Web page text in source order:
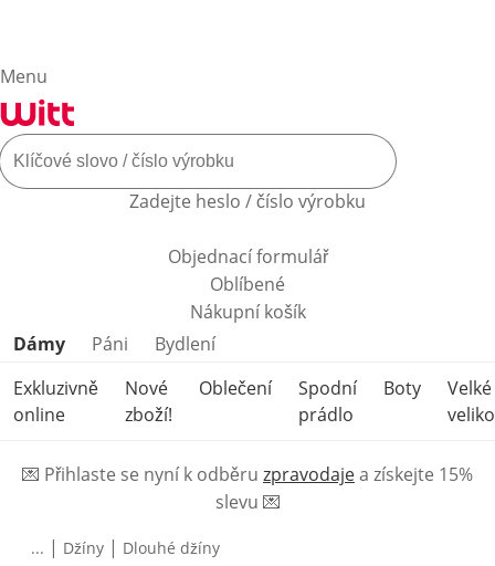
Menu
Zadejte heslo / číslo výrobku
Objednací formulář
Oblíbené
Nákupní košík
Přeskočit kategorie produktů
Dámy Páni
Bydlení
Exkluzivně
online
Nové
zboží!
Oblečení
Spodní
prádlo
Boty
Velké
💌 Přihlaste se nyní k odběru zpravodajea získejte 15%
slevu 💌
... | Džíny | Dlouhé džíny